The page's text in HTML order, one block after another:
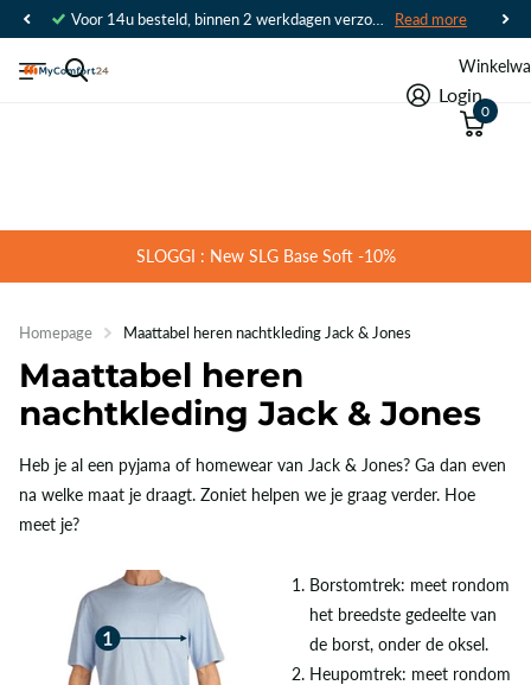
Read more
Login
0
SLOGGI : New SLG Base Soft -10%
Homepage Maattabel heren nachtkleding Jack & Jones
Maattabel heren
nachtkleding Jack & Jones
Heb je al een pyjama of homewear van Jack & Jones? Ga dan even
na welke maat je draagt. Zoniet helpen we je graag verder. Hoe
meet je?
Borstomtrek: meet rondom
het breedste gedeelte van
de borst, onder de oksel.
Heupomtrek: meet rondom